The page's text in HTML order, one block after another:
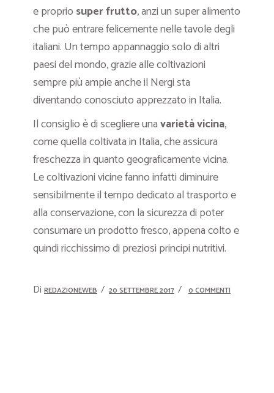
e proprio super frutto, anzi un super alimento
che può entrare felicemente nelle tavole degli
italiani. Un tempo appannaggio solo di altri
paesi del mondo, grazie alle coltivazioni
sempre più ampie anche il Nergi sta
diventando conosciuto apprezzato in Italia.
Il consiglio è di scegliere unavarietà vicina,
come quella coltivata in Italia, che assicura
freschezza in quanto geograficamente vicina.
Le coltivazioni vicine fanno infatti diminuire
sensibilmente il tempo dedicato al trasporto e
alla conservazione, con la sicurezza di poter
consumare un prodotto fresco, appena colto e
quindi ricchissimo di preziosi principi nutritivi.
Di REDAZIONEWEB 20 SETTEMBRE 2017 0 COMMENTI